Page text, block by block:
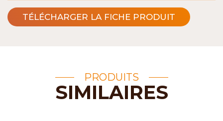
TÉLÉCHARGER LA FICHE PRODUIT
PRODUITS
SIMILAIRES